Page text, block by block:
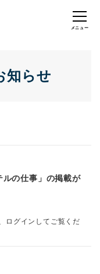
知らせ
ルの仕事」の掲載が
ログインしてご覧くだ